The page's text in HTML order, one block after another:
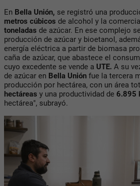
En Bella Unión, se registró una
metros cúbicos de alcohol y la
toneladas de azúcar. En ese complejo
producción de azúcar y bioetanol,
energía eléctrica a partir de biomasa
caña de azúcar, que abastece el
cuyo excedente se vende a UTE. A su
de azúcar en Bella Unión fue la tercera
producción por hectárea, con un área
hectáreas y una productividad de 6.895
hectárea", subrayó.